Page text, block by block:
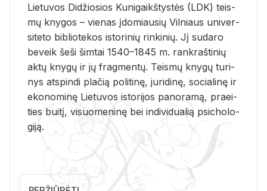
Lie­tu­vos Di­džio­sios Ku­ni­gaikš­tys­tės (LDK) teis­
mų kny­gos – vie­nas įdo­miau­sių Vil­niaus uni­ver­
si­te­to bi­b­lio­te­kos is­to­ri­nių rin­ki­nių. Jį su­da­ro
be­veik šeši šim­tai 1540–1845 m. rank­raš­ti­nių
aktų kny­gų ir jų frag­men­tų. Teis­mų kny­gų tu­ri­
nys at­spin­di pla­čią po­li­ti­nę, ju­ri­di­nę, so­cia­li­nę ir
eko­no­mi­nę Lie­tu­vos is­to­ri­jos pa­no­ra­mą, pra­ei­
ties bui­tį, vi­suo­me­ni­nę bei in­di­vi­dua­lią psi­cho­lo­
gi­ją.